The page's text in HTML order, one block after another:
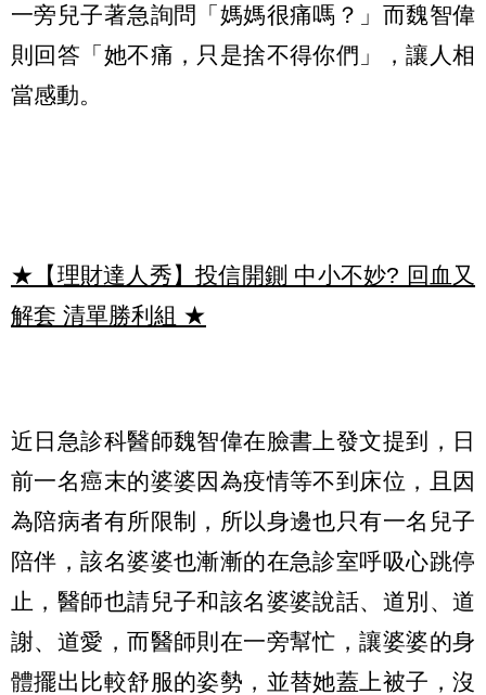
一旁兒子著急詢問「媽媽很痛嗎？」而魏智偉
則回答「她不痛，只是捨不得你們」，讓人相
當感動。
★【理財達人秀】投信開鍘 中小不妙? 回血又
解套 清單勝利組 ★
近日急診科醫師魏智偉在臉書上發文提到，日
前一名癌末的婆婆因為疫情等不到床位，且因
為陪病者有所限制，所以身邊也只有一名兒子
陪伴，該名婆婆也漸漸的在急診室呼吸心跳停
止，醫師也請兒子和該名婆婆說話、道別、道
謝、道愛，而醫師則在一旁幫忙，讓婆婆的身
體擺出比較舒服的姿勢，並替她蓋上被子，沒